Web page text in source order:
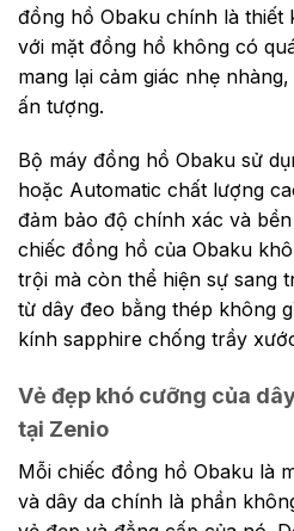
đồng hồ Obaku chính là thiết
với mặt đồng hồ không có
mang lại cảm giác nhẹ
ấn tượng.
Bộ máy đồng hồ Obaku sử
hoặc Automatic chất lượng
đảm bảo độ chính xác và
chiếc đồng hồ của Obaku
trội mà còn thể hiện sự sang
từ dây đeo bằng thép không
kính sapphire chống trầy
Vẻ đẹp khó cưỡng của
tại Zenio
Mỗi chiếc đồng hồ Obaku là
và dây da chính là phần